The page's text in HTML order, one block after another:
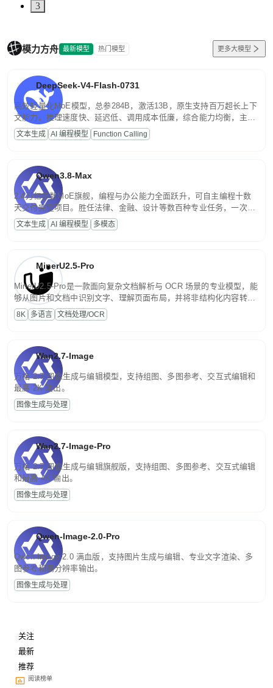
3
模力方舟 最新模型 热门模型 更多大模型
DeepSeek-V4-Flash-0731
高效轻量化MoE模型，总参284B，激活13B，原生支持百万超长上下
文能力。推理速度快、延迟低、调用成本低廉，综合能力均衡，主打
高并发、轻量化任务，适合日常对话、内容创作、基础 RAG、批量
文案处理等普惠刚需场景。
文本生成 AI 编程模型 Function Calling
Qwen3.8-Max
2.4万亿参数MoE旗舰，编程与办公能力全面跃升，可自主编程十数
天交付完整项目。胜任法律、金融、设计等数百种专业任务，一次对
话端到端交付生产级成果。原生视觉理解贯穿规划、执行与验证全流
程，支持超长文档与长视频的深度语义解析。长程任务中自主规划与
文本生成 AI 编程模型 多模态
MinerU2.5-Pro
MinerU2.5-Pro是一款面向复杂文档解析与 OCR 场景的专业模型，能
够从图片和文档中识别文字、理解页面布局，并将非结构化内容转换
为便于存储、检索和二次处理的结构化结果。
8K 多语言 文档处理/OCR
Wan2.7-Image
万相 2.7 图像生成与编辑模型，支持组图、多图参考、交互式编辑和
最高 2K 输出。
图像生成与处理
Wan2.7-Image-Pro
万相 2.7 图像生成与编辑旗舰版，支持组图、多图参考、交互式编辑
和最高 4K 输出。
图像生成与处理
Qwen-Image-2.0-Pro
Qwen-Image-2.0 满血版，支持图片生成与编辑、专业文字渲染、多
图参考和高分辨率输出。
图像生成与处理
关注
最新
推荐
阅读榜单